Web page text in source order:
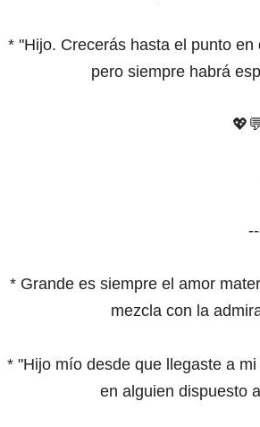
* "Hijo. Crecerás hasta el punto
pero siempre habrá
* Grande es siempre el amor
mezcla con la
* "Hijo mío desde que llegaste a
en alguien dispuesto